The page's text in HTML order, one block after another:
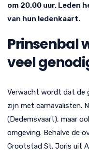
om 20.00 uur. Leden
van hun ledenkaart.
Prinsenbal
veel
Verwacht wordt dat de
zijn met carnavalisten.
(Dedemsvaart), maar
omgeving. Behalve de
Grootstad St. Joris uit